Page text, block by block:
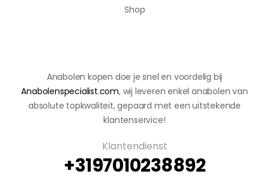
Anabolen kopen doe je snel en voordelig bij
Anabolenspecialist.com, wij leveren enkel anabolen van
absolute topkwaliteit, gepaard met een uitstekende
klantenservice!
Klantendienst
+3197010238892
Shop